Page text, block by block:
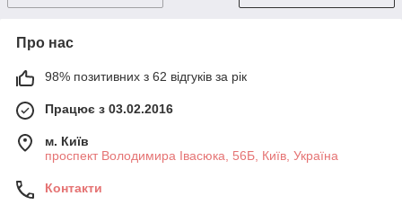
Про нас
98% позитивних з 62 відгуків за рік
Працює з 03.02.2016
м. Київ
проспект Володимира Івасюка, 56Б, Київ, Україна
Контакти